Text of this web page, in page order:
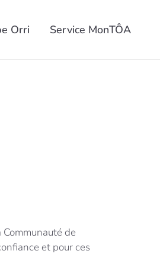
Orri Service MonTÔA
Communauté de
et pour ces